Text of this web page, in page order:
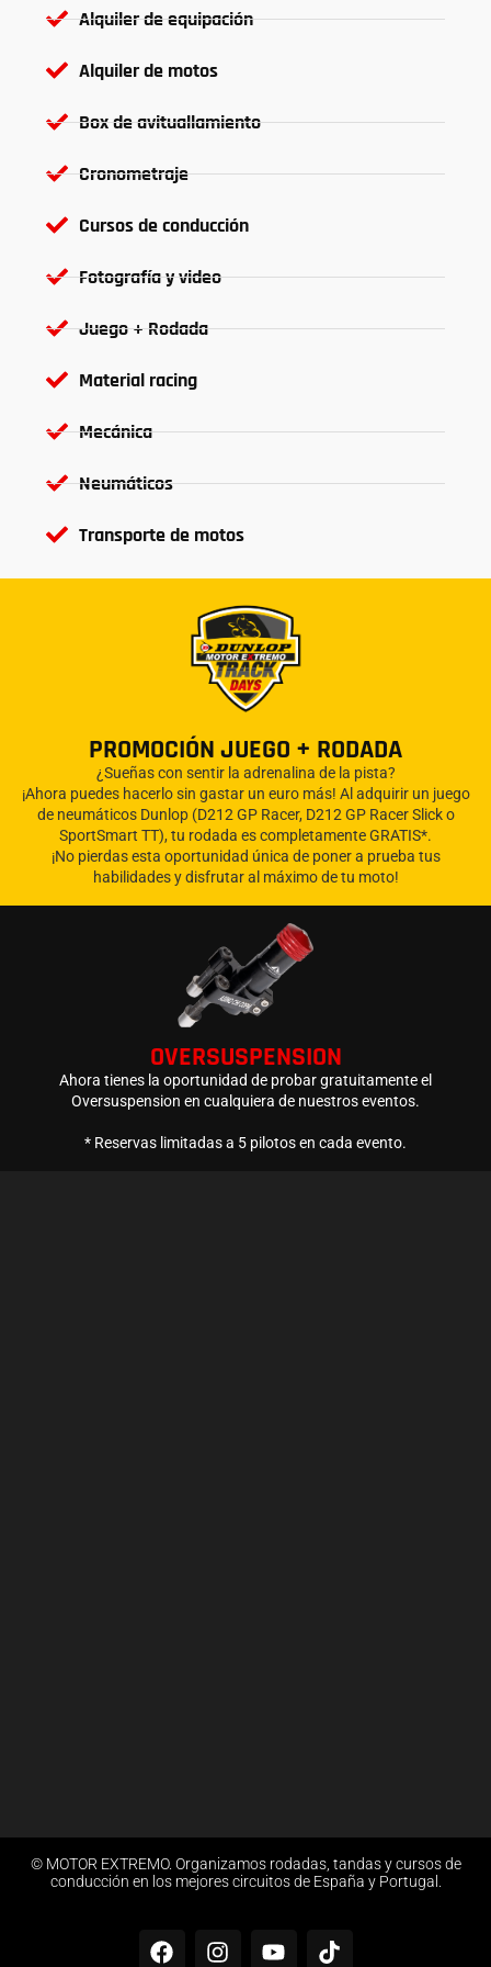
Alquiler de equipación
Alquiler de motos
Box de avituallamiento
Cronometraje
Cursos de conducción
Fotografía y video
Juego + Rodada
Material racing
Mecánica
Neumáticos
Transporte de motos
PROMOCIÓN JUEGO + RODADA
¿Sueñas con sentir la adrenalina de la pista?
¡Ahora puedes hacerlo sin gastar un euro más! Al adquirir un juego
de neumáticos Dunlop (D212 GP Racer, D212 GP Racer Slick o
SportSmart TT), tu rodada es completamente GRATIS*.
¡No pierdas esta oportunidad única de poner a prueba tus
habilidades y disfrutar al máximo de tu moto!
OVERSUSPENSION
Ahora tienes la oportunidad de probar gratuitamente el
Oversuspension en cualquiera de nuestros eventos.
* Reservas limitadas a 5 pilotos en cada evento.
© MOTOR EXTREMO. Organizamos rodadas, tandas y cursos de
conducción en los mejores circuitos de España y Portugal.